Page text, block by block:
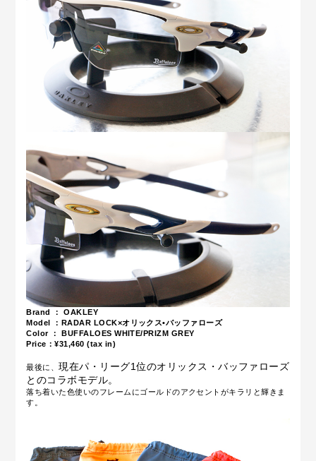
Brand ： OAKLEY
Model ：RADAR LOCK×オリックス•バッファローズ
Color ： BUFFALOES WHITE/PRIZM GREY
Price：¥31,460 (tax in)
最後に、現在パ・リーグ1位のオリックス・バッファローズ
とのコラボモデル。
落ち着いた色使いのフレームにゴールドのアクセントがキラリと輝きま
す。